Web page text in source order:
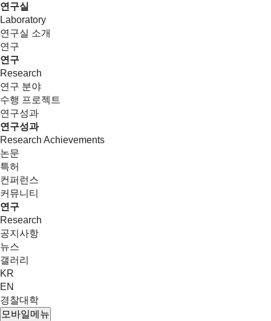
연구실
Laboratory
연구실 소개
연구
연구
Research
연구 분야
수행 프로젝트
연구성과
연구성과
Research Achievements
논문
특허
컨퍼런스
커뮤니티
연구
Research
공지사항
뉴스
갤러리
KR
EN
경찰대학
모바일메뉴